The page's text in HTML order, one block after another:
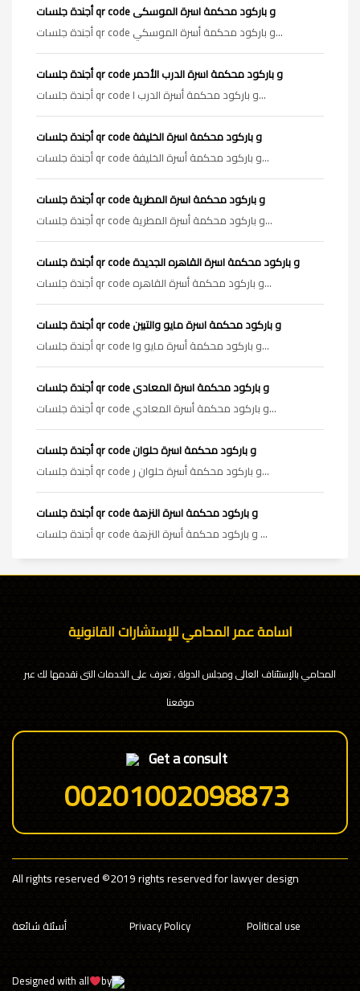
أجندة جلسات qr code و باركود محكمة اسرة الموسكى
أجندة جلسات qr code و باركود محكمة أسرة الموسكي...
أجندة جلسات qr code و باركود محكمة اسرة الدرب الأحمر
أجندة جلسات qr code و باركود محكمة أسرة الدرب ا...
أجندة جلسات qr code و باركود محكمة اسرة الخليفة
أجندة جلسات qr code و باركود محكمة أسرة الخليفة...
أجندة جلسات qr code و باركود محكمة اسرة المطرية
أجندة جلسات qr code و باركود محكمة أسرة المطرية...
أجندة جلسات qr code و باركود محكمة اسرة القاهره الجديدة
أجندة جلسات qr code و باركود محكمة أسرة القاهره...
أجندة جلسات qr code و باركود محكمة اسرة مايو والتبين
أجندة جلسات qr code و باركود محكمة أسرة مايو وا...
أجندة جلسات qr code و باركود محكمة اسرة المعادى
أجندة جلسات qr code و باركود محكمة أسرة المعادي...
أجندة جلسات qr code و باركود محكمة اسرة حلوان
أجندة جلسات qr code و باركود محكمة أسرة حلوان ر...
أجندة جلسات qr code و باركود محكمة اسرة النزهة
أجندة جلسات qr code و باركود محكمة أسرة النزهة ...
اسامة عمر المحامي للإستشارات القانونية
المحامي بالإستئناف العالى ومجلس الدولة , تعرف على الخدمات التى نقدمها لك عبر
موقعنا
Get a consult
00201002098873
All rights reserved©2019 rights reserved for lawyer design
أسئلة شائعة Privacy Policy Political use
Designed with all by